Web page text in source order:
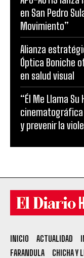
en San Pedro
Movimiento”
Alianza
Óptica Boniche
en salud visual
“Él Me Llama
y prevenir la
INICIO ACTUALIDAD
FARANDULA
CHICHA Y